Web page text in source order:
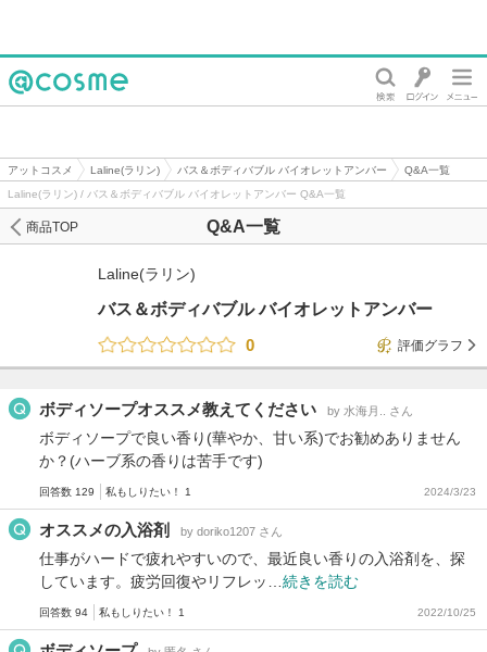
アットコスメ Laline(ラリン) バス＆ボディバブル バイオレットアンバー
Q&A一覧
Laline(ラリン) / バス＆ボディバブル バイオレットアンバー Q&A一覧
Q&A一覧
商品TOP
Laline(ラリン)
バス＆ボディバブル バイオレットアンバー
0
評価グラフ
ボディソープオススメ教えてください by 水海月.. さん
ボディソープで良い香り(華やか、甘い系)でお勧めありません
か？(ハーブ系の香りは苦手です)
回答数 129 私もしりたい！ 1 2024/3/23
オススメの入浴剤 by doriko1207 さん
仕事がハードで疲れやすいので、最近良い香りの入浴剤を、探
しています。疲労回復やリフレッ… 続きを読む
回答数 94 私もしりたい！ 1 2022/10/25